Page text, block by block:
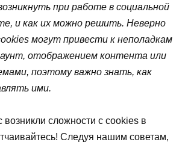
при работе в социальной
и как их можно решить. Неверно
могут привести к неполадкам
отображением контента или
поэтому важно знать, как
ими.
возникли сложности с cookies в
Следуя нашим советам,